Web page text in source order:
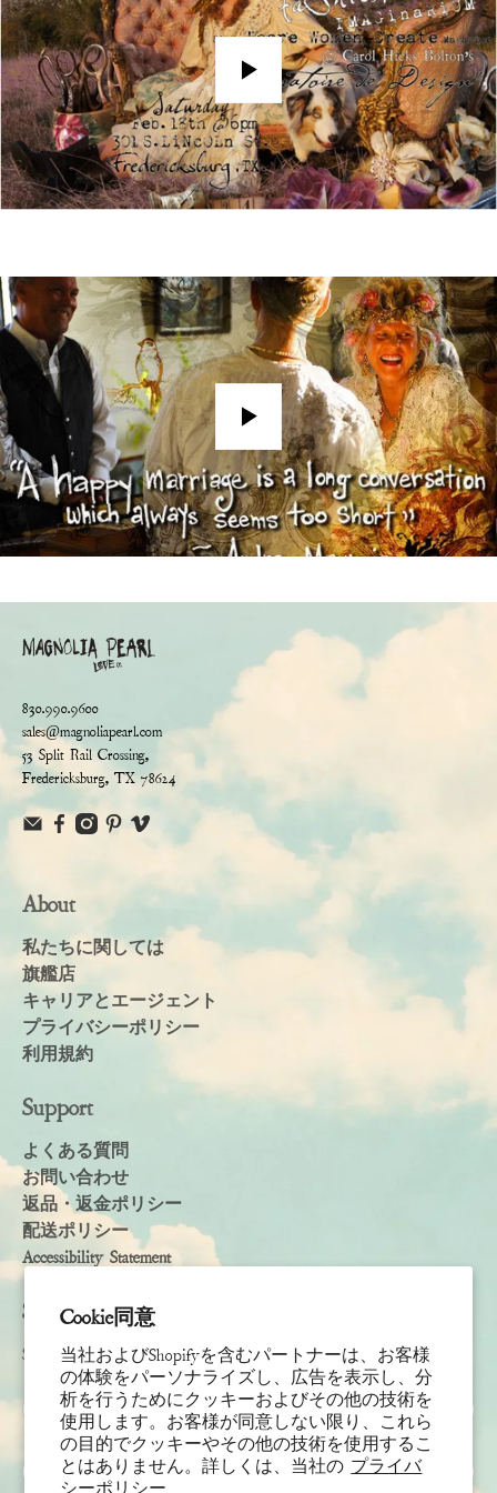
Cookie同意
当社およびShopifyを含むパートナーは、お客様
の体験をパーソナライズし、広告を表示し、分
析を行うためにクッキーおよびその他の技術を
使用します。お客様が同意しない限り、これら
の目的でクッキーやその他の技術を使用するこ
とはありません。詳しくは、当社の プライバ
シーポリシー
Play
Play
830.990.9600
sales@magnoliapearl.com
53 Split Rail Crossing,
Fredericksburg, TX 78624
About
私たちに関しては
旗艦店
キャリアとエージェント
プライバシーポリシー
利用規約
Support
よくある質問
お問い合わせ
返品・返金ポリシー
配送ポリシー
Accessibility Statement
Subscribe
Sign up to receive the latest news & connect with your stylist
名
姓